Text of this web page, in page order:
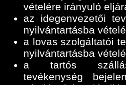
vételére irányuló
az idegenvezetői
nyilvántartásba
a lovas szolgáltatói
nyilvántartásba
a tartós
tevékenység